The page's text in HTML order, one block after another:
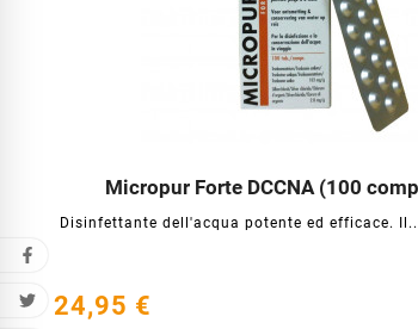
Micropur Forte DCCNA (100
Disinfettante dell'acqua potente ed efficace.
   
24,95 €